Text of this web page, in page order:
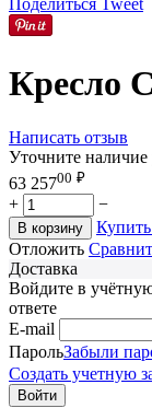
Поделиться Tweet
Кресло
Написать отзыв
Уточните наличие
63 25700 ₽
+ −
В корзину
Отложить
Доставка
Войдите в
ответе
E-mail
ПарольЗабыли
Создать учетную
Войти